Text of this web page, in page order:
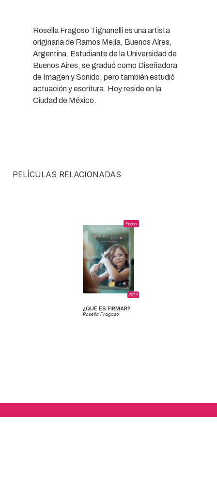
Rosella Fragoso Tignanelli es una artista
originaria de Ramos Mejía, Buenos Aíres,
Argentina. Estudiante de la Universidad de
Buenos Aires, se graduó como Diseñadora
de Imagen y Sonido, pero también estudió
actuación y escritura. Hoy reside en la
Ciudad de México.
PELÍCULAS RELACIONADAS
Ficción
2023
¿QUÉ ES FIRMAR?
Rosella Fragoso